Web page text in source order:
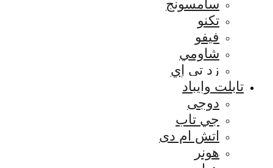
سامسونج
تكنو
فيفو
شاومي
زد تي إي
تابلت وايباد
دوجى
جي تاب
اتش ام دى
هونر